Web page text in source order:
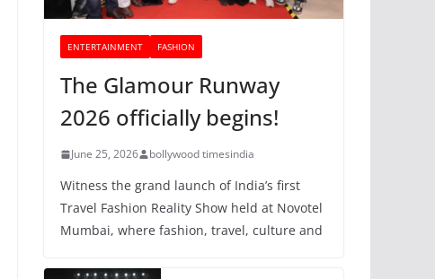
ENTERTAINMENT FASHION
The Glamour Runway
2026 officially begins!
June 25, 2026 bollywood timesindia
Witness the grand launch of India’s first
Travel Fashion Reality Show held at Novotel
Mumbai, where fashion, travel, culture and